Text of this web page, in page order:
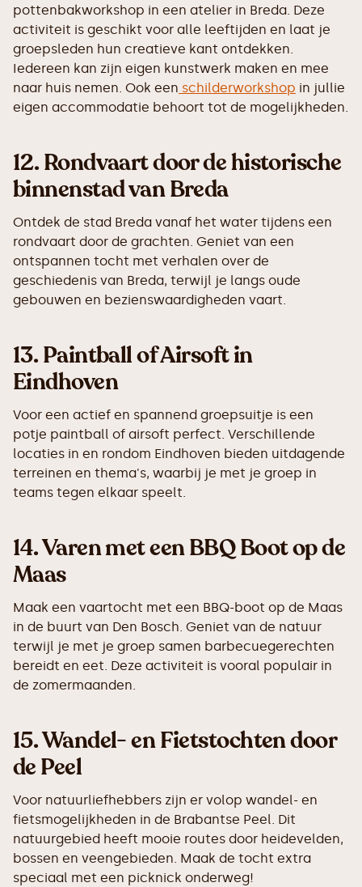
pottenbakworkshop in een atelier in Breda. Deze
activiteit is geschikt voor alle leeftijden en laat je
groepsleden hun creatieve kant ontdekken.
Iedereen kan zijn eigen kunstwerk maken en mee
naar huis nemen. Ook een schilderworkshop in jullie
eigen accommodatie behoort tot de mogelijkheden.
12.Rondvaart door de historische
binnenstad van Breda
Ontdek de stad Breda vanaf het water tijdens een
rondvaart door de grachten. Geniet van een
ontspannen tocht met verhalen over de
geschiedenis van Breda, terwijl je langs oude
gebouwen en bezienswaardigheden vaart.
13.Paintball of Airsoft in
Eindhoven
Voor een actief en spannend groepsuitje is een
potje paintball of airsoft perfect. Verschillende
locaties in en rondom Eindhoven bieden uitdagende
terreinen en thema's, waarbij je met je groep in
teams tegen elkaar speelt.
14.Varen met een BBQ Boot op de
Maas
Maak een vaartocht met een BBQ-boot op de Maas
in de buurt van Den Bosch. Geniet van de natuur
terwijl je met je groep samen barbecuegerechten
bereidt en eet. Deze activiteit is vooral populair in
de zomermaanden.
15.Wandel- en Fietstochten door
de Peel
Voor natuurliefhebbers zijn er volop wandel- en
fietsmogelijkheden in de Brabantse Peel. Dit
natuurgebied heeft mooie routes door heidevelden,
bossen en veengebieden. Maak de tocht extra
speciaal met een picknick onderweg!